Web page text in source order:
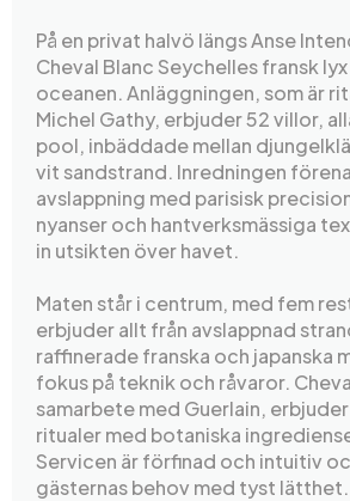
På en privat halvö längs Anse
Cheval Blanc Seychelles fransk
oceanen. Anläggningen, som är
Michel Gathy, erbjuder 52 villor,
pool, inbäddade mellan
vit sandstrand. Inredningen
avslappning med parisisk
nyanser och hantverksmässiga
in utsikten över havet.
Maten står i centrum, med fem
erbjuder allt från avslappnad
raffinerade franska och japanska
fokus på teknik och råvaror.
samarbete med Guerlain,
ritualer med botaniska
Servicen är förfinad och intuitiv
gästernas behov med tyst lätthet.